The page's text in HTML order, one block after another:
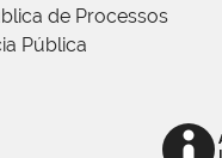
de Processos
Pública